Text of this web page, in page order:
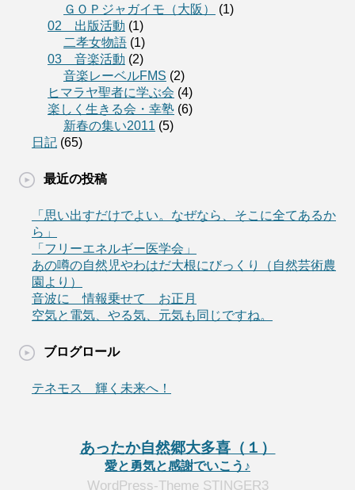
ＧＯＰジャガイモ（大阪）
(1)
02 出版活動 (1)
二孝女物語 (1)
03 音楽活動 (2)
音楽レーベルFMS (2)
ヒマラヤ聖者に学ぶ会 (4)
楽しく生きる会・幸塾 (6)
新春の集い2011 (5)
日記 (65)
最近の投稿
「思い出すだけでよい。なぜなら、そこに全てあるか
ら」
「フリーエネルギー医学会」
あの噂の自然児やわはだ大根にびっくり（自然芸術農
園より）
音波に 情報乗せて お正月
空気と電気、やる気、元気も同じですね。
ブログロール
テネモス 輝く未来へ！
あったか自然郷大多喜（１）
愛と勇気と感謝でいこう♪
WordPress-Theme STINGER3